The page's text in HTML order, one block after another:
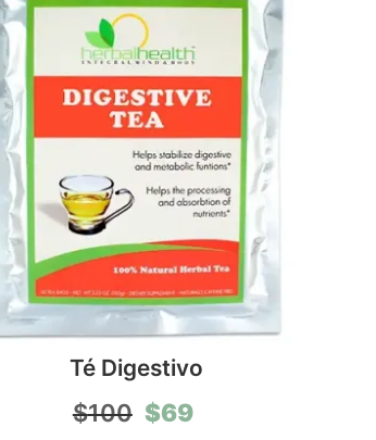
Té Digestivo
$100
El
precio
$69